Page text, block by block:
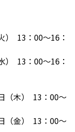
13：00～16：
13：00～16：
（木） 13：00～
金） 13：00～